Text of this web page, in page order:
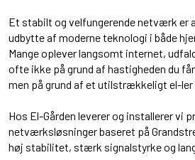
Et stabilt og velfungerende netværk er
udbytte af moderne teknologi i både
Mange oplever langsomt internet,
ofte ikke på grund af hastigheden du
men på grund af et utilstrækkeligt el-
Hos El-Gården leverer og installerer vi
netværksløsninger baseret på
høj stabilitet, stærk signalstyrke og